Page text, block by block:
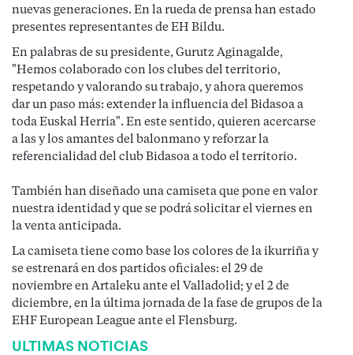
nuevas generaciones. En la rueda de prensa han estado
presentes representantes de EH Bildu.
En palabras de su presidente, Gurutz Aginagalde,
"Hemos colaborado con los clubes del territorio,
respetando y valorando su trabajo, y ahora queremos
dar un paso más: extender la influencia del Bidasoa a
toda Euskal Herria". En este sentido, quieren acercarse
a las y los amantes del balonmano y reforzar la
referencialidad del club Bidasoa a todo el territorio.
También han diseñado una camiseta que pone en valor
nuestra identidad y que se podrá solicitar el viernes en
la venta anticipada.
La camiseta tiene como base los colores de la ikurriña y
se estrenará en dos partidos oficiales: el 29 de
noviembre en Artaleku ante el Valladolid; y el 2 de
diciembre, en la última jornada de la fase de grupos de la
EHF European League ante el Flensburg.
ULTIMAS NOTICIAS